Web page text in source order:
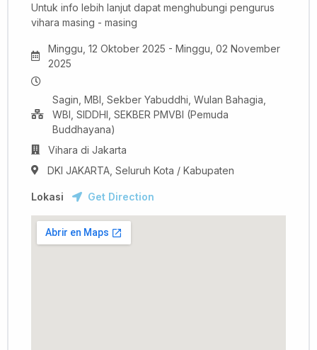
Untuk info lebih lanjut dapat menghubungi pengurus
vihara masing - masing
Minggu, 12 Oktober 2025 - Minggu, 02 November
2025
Sagin, MBI, Sekber Yabuddhi, Wulan Bahagia,
WBI, SIDDHI, SEKBER PMVBI (Pemuda
Buddhayana)
Vihara di Jakarta
DKI JAKARTA, Seluruh Kota / Kabupaten
Lokasi Get Direction